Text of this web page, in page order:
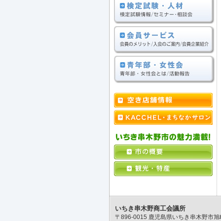
いちき串木野商工会議所
〒896-0015 鹿児島県いちき串木野市